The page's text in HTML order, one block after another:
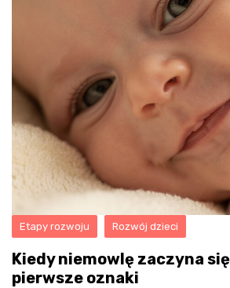
Etapy rozwoju Rozwój dzieci
Kiedy niemowlę zaczyna
pierwsze oznaki